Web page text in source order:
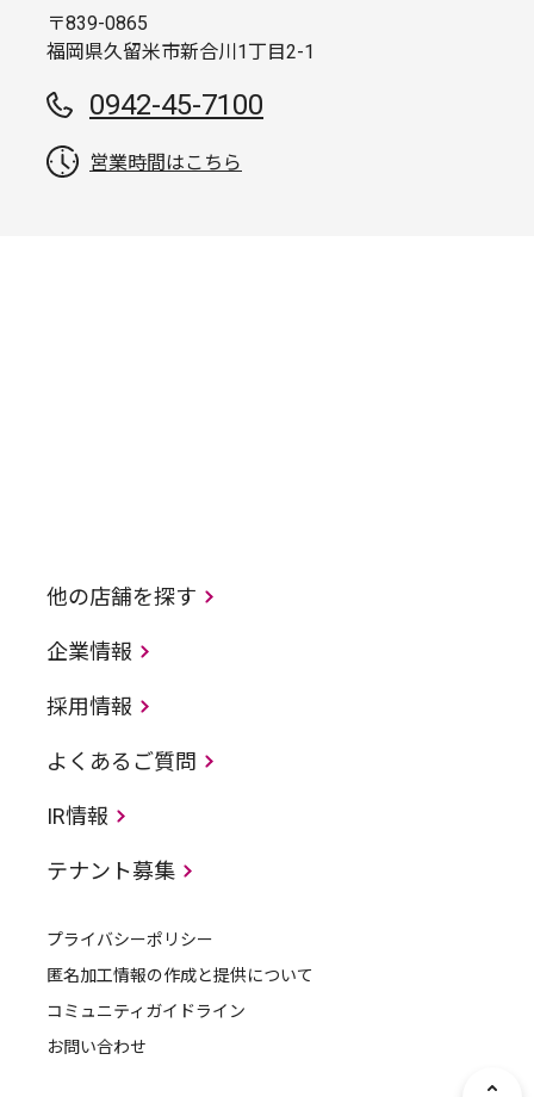
〒839-0865
福岡県久留米市新合川1丁目2-1
0942-45-7100
営業時間はこちら
他の店舗を探す
企業情報
採用情報
よくあるご質問
IR情報
テナント募集
プライバシーポリシー
匿名加工情報の作成と提供について
コミュニティガイドライン
お問い合わせ